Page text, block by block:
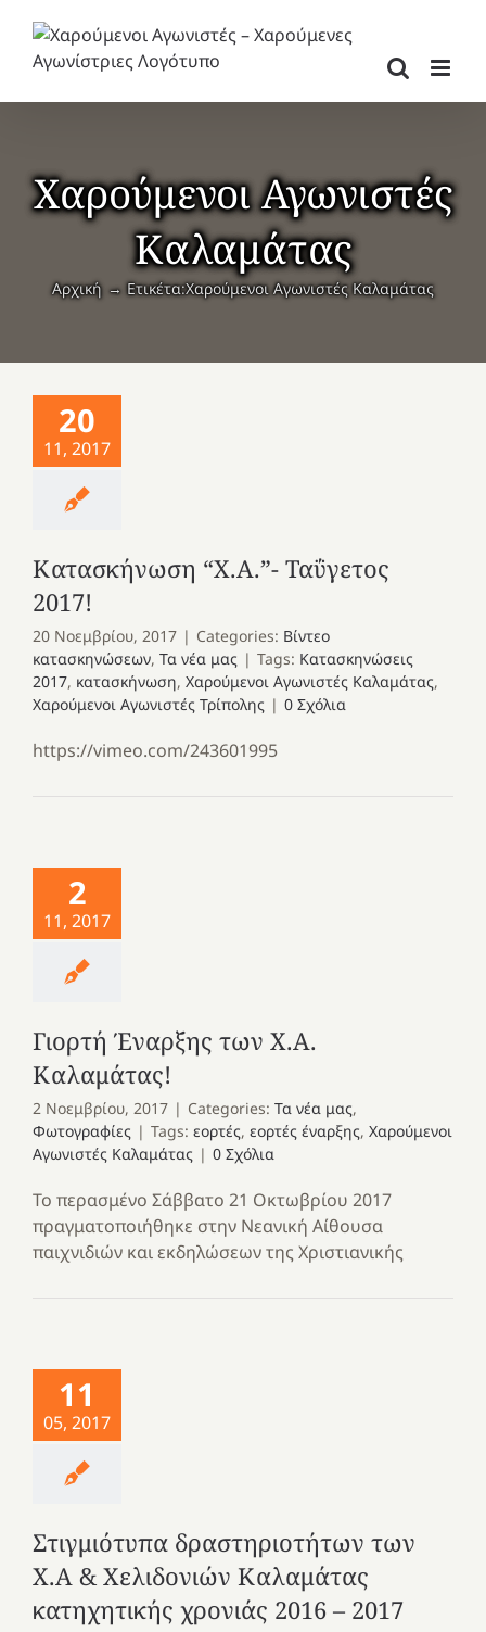
περιεχόμενο
Χαρούμενοι Αγωνιστές
Καλαμάτας
Αρχική Ετικέτα:Χαρούμενοι Αγωνιστές Καλαμάτας
20
11, 2017
Κατασκήνωση “Χ.Α.”- Ταΰγετος
2017!
20 Νοεμβρίου, 2017 | Categories: Βίντεο
κατασκηνώσεων, Τα νέα μας | Tags: Κατασκηνώσεις
2017, κατασκήνωση, Χαρούμενοι Αγωνιστές Καλαμάτας,
Χαρούμενοι Αγωνιστές Τρίπολης | 0 Σχόλια
https://vimeo.com/243601995
2
11, 2017
Γιορτή Έναρξης των X.A.
Καλαμάτας!
2 Νοεμβρίου, 2017 | Categories: Τα νέα μας,
Φωτογραφίες | Tags: εορτές, εορτές έναρξης, Χαρούμενοι
Αγωνιστές Καλαμάτας | 0 Σχόλια
Το περασμένο Σάββατο 21 Οκτωβρίου 2017
πραγματοποιήθηκε στην Νεανική Αίθουσα
παιχνιδιών και εκδηλώσεων της Χριστιανικής
11
05, 2017
Στιγμιότυπα δραστηριοτήτων των
Χ.Α & Χελιδονιών Καλαμάτας
κατηχητικής χρονιάς 2016 – 2017